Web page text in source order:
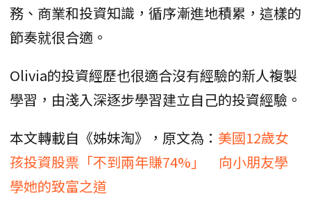
務、商業和投資知識，循序漸進地積累，這樣的
節奏就很合適。
Olivia的投資經歷也很適合沒有經驗的新人複製
學習，由淺入深逐步學習建立自己的投資經驗。
本文轉載自《姊妹淘》，原文為： 美國12歲女
孩投資股票「不到兩年賺74%」 向小朋友學
學她的致富之道